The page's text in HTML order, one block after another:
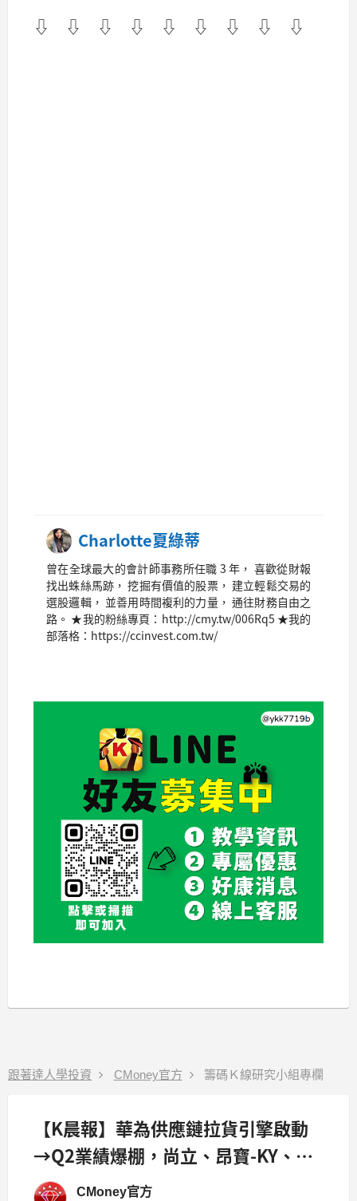
⇩ ⇩ ⇩ ⇩ ⇩ ⇩ ⇩ ⇩ ⇩
Charlotte夏綠蒂
曾在全球最大的會計師事務所任職 3 年， 喜歡從財報
找出蛛絲馬跡， 挖掘有價值的股票， 建立輕鬆交易的
選股邏輯， 並善用時間複利的力量， 通往財務自由之
路。 ★我的粉絲專頁：http://cmy.tw/006Rq5 ★我的
部落格：https://ccinvest.com.tw/
跟著達人學投資 CMoney官方 籌碼Ｋ線研究小組專欄
【K晨報】華為供應鏈拉貨引擎啟動
→Q2業績爆棚，尚立、昂寶-KY、台
積電、大立光..
CMoney官方